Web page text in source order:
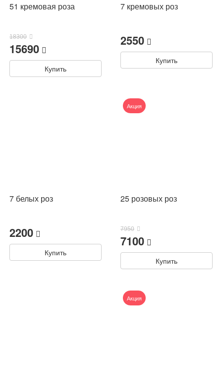
51 кремовая роза
18300
15690
Купить
7 кремовых роз
2550
Купить
7 белых роз
2200
Купить
25 розовых роз
7950
7100
Купить
Акция
Акция